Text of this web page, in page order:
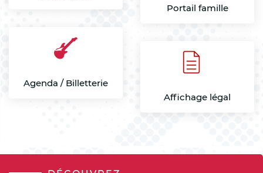
Portail famille
Agenda / Billetterie
Affichage légal